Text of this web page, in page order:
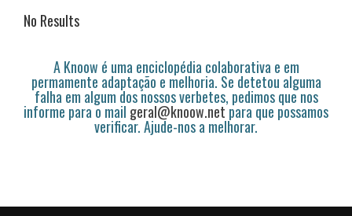
No Results
A Knoow é uma enciclopédia colaborativa e em
permamente adaptação e melhoria. Se detetou alguma
falha em algum dos nossos verbetes, pedimos que nos
informe para o mail geral@knoow.netpara que possamos
verificar. Ajude-nos a melhorar.